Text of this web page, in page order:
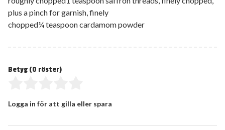
plus a pinch for garnish, finely
chopped¼ teaspoon cardamom powder
Betyg (0 röster)
Logga in för att gilla eller spara